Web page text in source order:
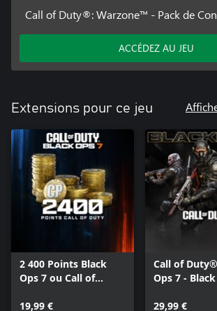
Call of Duty®: Warzone™ - Pack de
ACCÉDEZ AU JEU
Extensions pour ce jeu
2 400 Points Black
Ops 7 ou Call of
19,99 €
Call of
Ops 7 -
29,99 €